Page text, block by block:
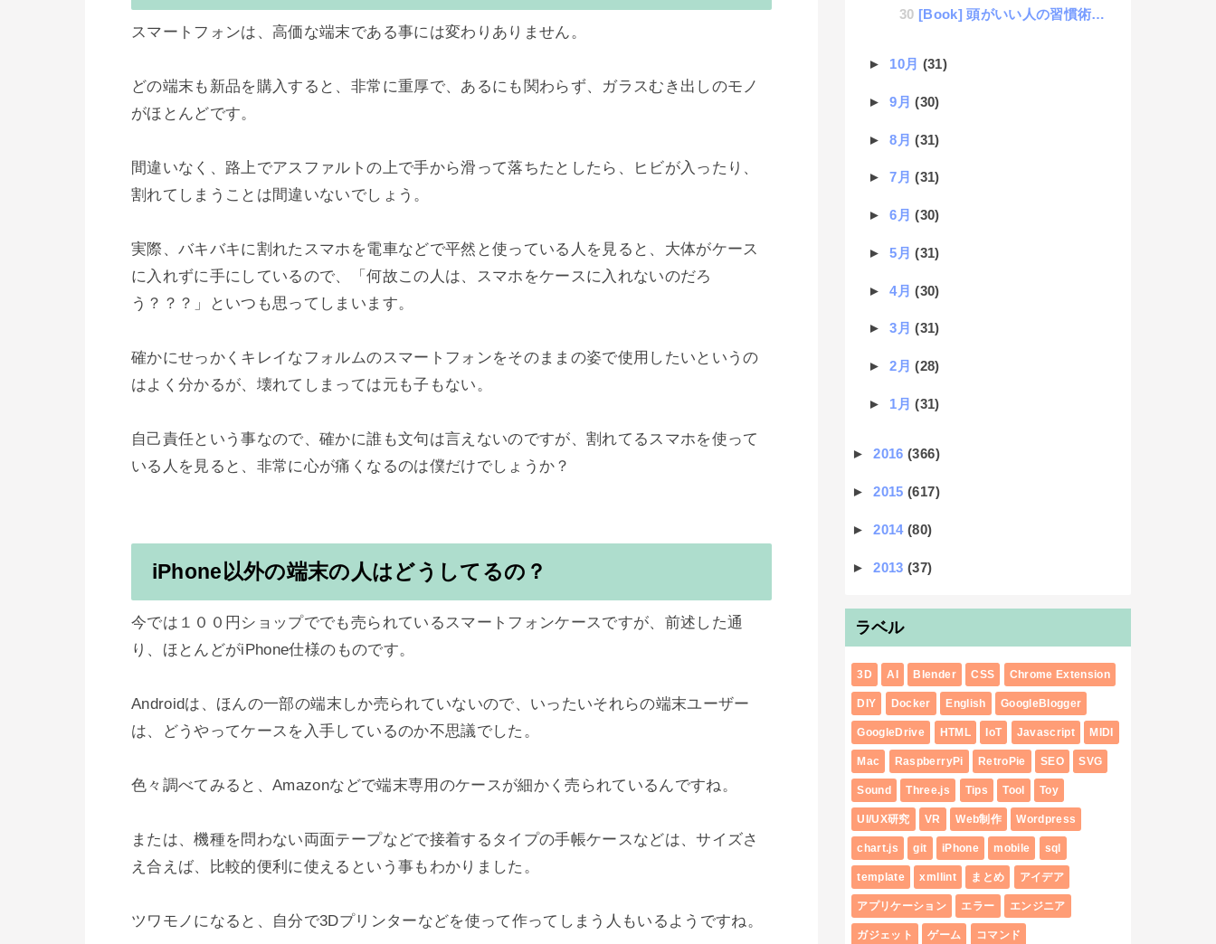
スマートフォンは、高価な端末である事には変わりありません。
どの端末も新品を購入すると、非常に重厚で、あるにも関わらず、ガラスむき出しのモノ
がほとんどです。
間違いなく、路上でアスファルトの上で手から滑って落ちたとしたら、ヒビが入ったり、
割れてしまうことは間違いないでしょう。
実際、バキバキに割れたスマホを電車などで平然と使っている人を見ると、大体がケース
に入れずに手にしているので、「何故この人は、スマホをケースに入れないのだろ
う？？？」といつも思ってしまいます。
確かにせっかくキレイなフォルムのスマートフォンをそのままの姿で使用したいというの
はよく分かるが、壊れてしまっては元も子もない。
自己責任という事なので、確かに誰も文句は言えないのですが、割れてるスマホを使って
いる人を見ると、非常に心が痛くなるのは僕だけでしょうか？
iPhone以外の端末の人はどうしてるの？
今では１００円ショップででも売られているスマートフォンケースですが、前述した通
り、ほとんどがiPhone仕様のものです。
Androidは、ほんの一部の端末しか売られていないので、いったいそれらの端末ユーザー
は、どうやってケースを入手しているのか不思議でした。
色々調べてみると、Amazonなどで端末専用のケースが細かく売られているんですね。
または、機種を問わない両面テープなどで接着するタイプの手帳ケースなどは、サイズさ
え合えば、比較的便利に使えるという事もわかりました。
ツワモノになると、自分で3Dプリンターなどを使って作ってしまう人もいるようですね。
[Book] 頭がいい人の習慣術（著 : 小泉十三）
► 10月 (31)
►9月(30)
►8月(31)
►7月(31)
►6月(30)
►5月(31)
►4月(30)
►3月(31)
►2月(28)
► 1月(31)
►2016(366)
►2015(617)
►2014(80)
►2013(37)
ラベル
3D AI Blender CSS Chrome Extension
DIY Docker English GoogleBlogger
GoogleDrive HTML IoT Javascript MIDI
Mac RaspberryPi RetroPie SEO SVG
Sound Three.js Tips Tool Toy
UI/UX研究 VR Web制作 Wordpress
chart.js git iPhone mobile sql
template xmllint まとめ アイデア
アプリケーション エラー エンジニア
ガジェット ゲーム コマンド